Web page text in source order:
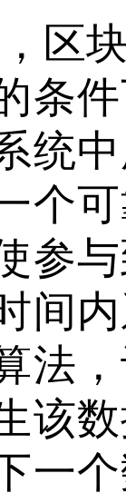
区
条
统
个
参
间
法
该
一